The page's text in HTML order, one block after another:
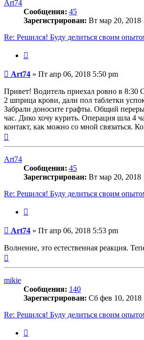
Art74
Сообщения: 45
Зарегистрирован: Вт мар 20, 2018
Re: Решился! Буду делиться своим
Сообщение
Art74 » Пт апр 06, 2018 5:50 pm
Привет! Водитель приехал ровно в 8:30
2 шприца крови, дали пол таблетки
Забрали доносите графты. Общий
час. Дико хочу курить. Операция шла 4
контакт, как можно со мной связаться.
Art74
Сообщения: 45
Зарегистрирован: Вт мар 20, 2018
Re: Решился! Буду делиться своим
Сообщение
Art74 » Пт апр 06, 2018 5:53 pm
Волнение, это естественная реакция.
mikie
Сообщения: 140
Зарегистрирован: Сб фев 10, 2018
Re: Решился! Буду делиться своим